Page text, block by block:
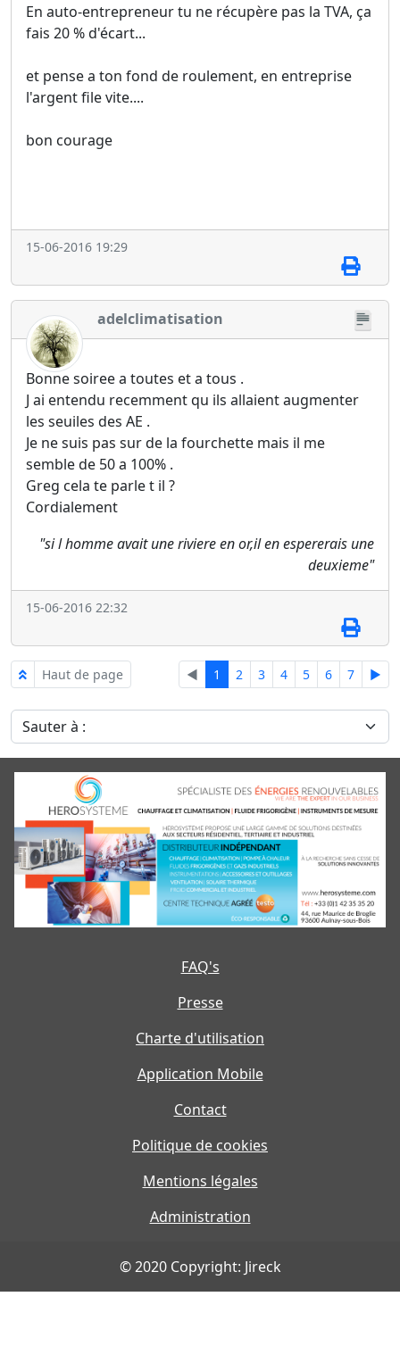
En auto-entrepreneur tu ne récupère pas la TVA, ça
fais 20 % d'écart...
et pense a ton fond de roulement, en entreprise
l'argent file vite....
bon courage
15-06-2016 19:29
adelclimatisation
Bonne soiree a toutes et a tous .
J ai entendu recemment qu ils allaient augmenter
les seuiles des AE .
Je ne suis pas sur de la fourchette mais il me
semble de 50 a 100% .
Greg cela te parle t il ?
Cordialement
"si l homme avait une riviere en or,il en espererais une
deuxieme"
15-06-2016 22:32
Haut de page ◄ 1 2 3 4 5 6 7 ►
Sauter à :
FAQ's
Presse
Charte d'utilisation
Application Mobile
Contact
Politique de cookies
Mentions légales
Administration
© 2020 Copyright: Jireck